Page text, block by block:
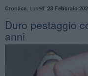
Cronaca Lunedì 28 Febbraio
Duro pestaggio
anni